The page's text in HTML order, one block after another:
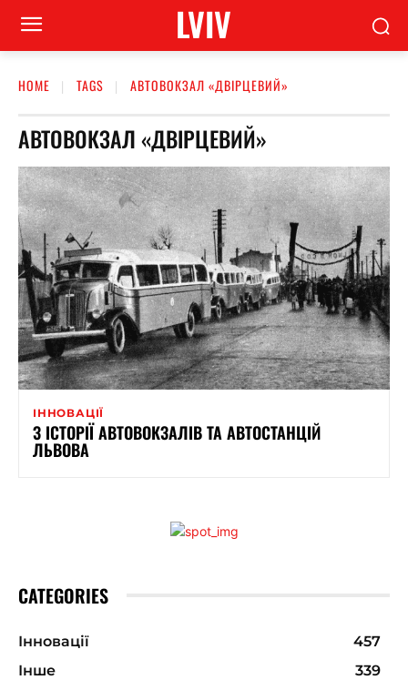
LVIV
HOME TAGS АВТОВОКЗАЛ «ДВІРЦЕВИЙ»
АВТОВОКЗАЛ «ДВІРЦЕВИЙ»
ІННОВАЦІЇ
З ІСТОРІЇ АВТОВОКЗАЛІВ ТА АВТОСТАНЦІЙ
ЛЬВОВА
CATEGORIES
Інновації
457
Інше
339